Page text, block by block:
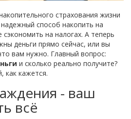
страхования жизни
способ накопить на
на налогах. А теперь
деньги прямо сейчас, или вы
вам нужно. Главный вопрос:
и сколько реально получите?
как кажется.
- ваш
всё